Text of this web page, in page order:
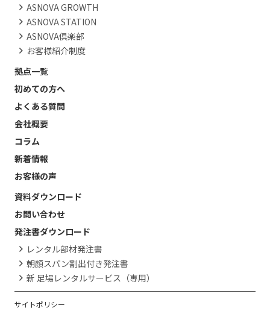
ASNOVA GROWTH
ASNOVA STATION
ASNOVA倶楽部
お客様紹介制度
拠点一覧
初めての方へ
よくある質問
会社概要
コラム
新着情報
お客様の声
資料ダウンロード
お問い合わせ
発注書ダウンロード
レンタル部材発注書
朝顔スパン割出付き発注書
新 足場レンタルサービス（専用）
サイトポリシー